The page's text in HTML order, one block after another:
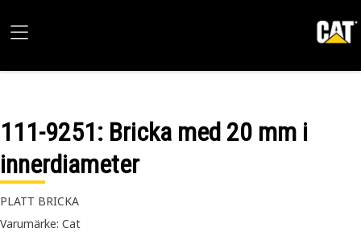
111-9251: Bricka med 20 mm i
innerdiameter
PLATT BRICKA
Varumärke: Cat